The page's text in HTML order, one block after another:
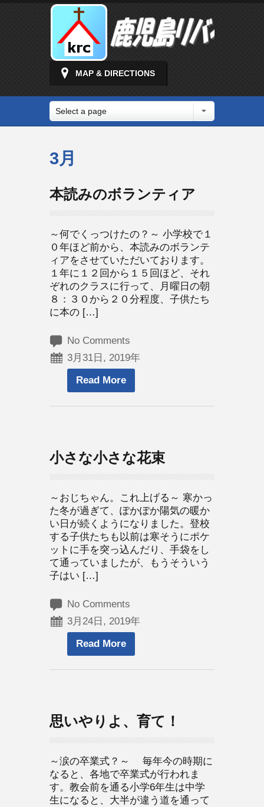
MAP & DIRECTIONS
Select a page
3月
本読みのボランティア
～何でくっつけたの？～ 小学校で１
０年ほど前から、本読みのボランテ
ィアをさせていただいております。
１年に１２回から１５回ほど、それ
ぞれのクラスに行って、月曜日の朝
８：３０から２０分程度、子供たち
に本の […]
No Comments
3月31日, 2019年
Read More
小さな小さな花束
～おじちゃん。これ上げる～ 寒かっ
た冬が過ぎて、ぽかぽか陽気の暖か
い日が続くようになりました。登校
する子供たちも以前は寒そうにポケ
ットに手を突っ込んだり、手袋をし
て通っていましたが、もうそういう
子はい […]
No Comments
3月24日, 2019年
Read More
思いやりよ、育て！
～涙の卒業式？～ 毎年今の時期に
なると、各地で卒業式が行われま
す。教会前を通る小学6年生は中学
生になると、大半が違う道を通って